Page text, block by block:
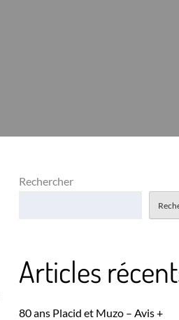
Rechercher
Articles
80 ans Placid et Muzo – Avis +